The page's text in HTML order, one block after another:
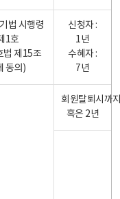
법 시행령
1호
법 제15조
동의)
신청자 :
1년
수혜자 :
7년
회원탈퇴시까
혹은 2년